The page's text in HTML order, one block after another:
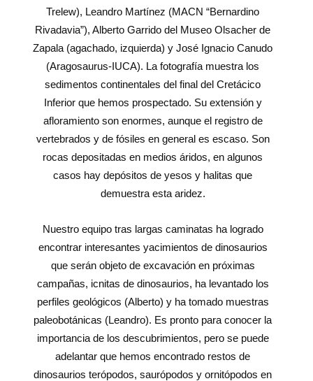
Trelew), Leandro Martínez (MACN “Bernardino
Rivadavia”), Alberto Garrido del Museo Olsacher de
Zapala (agachado, izquierda) y José Ignacio Canudo
(Aragosaurus-IUCA). La fotografía muestra los
sedimentos continentales del final del Cretácico
Inferior que hemos prospectado. Su extensión y
afloramiento son enormes, aunque el registro de
vertebrados y de fósiles en general es escaso. Son
rocas depositadas en medios áridos, en algunos
casos hay depósitos de yesos y halitas que
demuestra esta aridez.
Nuestro equipo tras largas caminatas ha logrado
encontrar interesantes yacimientos de dinosaurios
que serán objeto de excavación en próximas
campañas, icnitas de dinosaurios, ha levantado los
perfiles geológicos (Alberto) y ha tomado muestras
paleobotánicas (Leandro). Es pronto para conocer la
importancia de los descubrimientos, pero se puede
adelantar que hemos encontrado restos de
dinosaurios terópodos, saurópodos y ornitópodos en